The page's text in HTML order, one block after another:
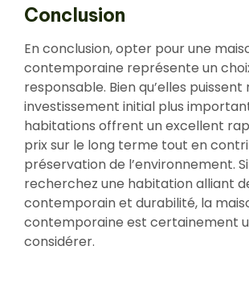
Conclusion
En conclusion, opter pour une
contemporaine représente un
responsable. Bien qu’elles
investissement initial plus
habitations offrent un excellent
prix sur le long terme tout en
préservation de l’environnement.
recherchez une habitation alliant
contemporain et durabilité, la
contemporaine est certainement
considérer.